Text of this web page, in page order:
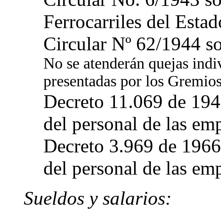
Ferrocarriles del
Circular Nº 62/1944
No se atenderán quejas
presentadas por los
Decreto 11.069 de
del personal de las
Decreto 3.969 de
del personal de las
Sueldos y salarios: